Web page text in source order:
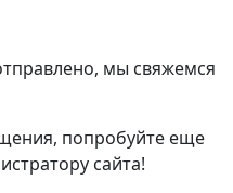
мы свяжемся
попробуйте еще
сайта!